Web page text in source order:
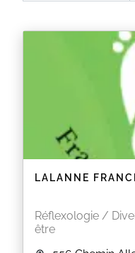
LALANNE
Réflexologie /
être